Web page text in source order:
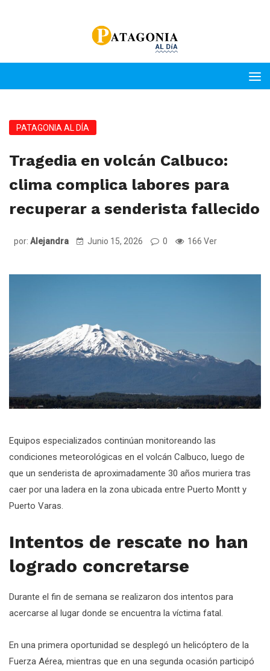
PATAGONIA AL DÍA
Tragedia en volcán Calbuco:
clima complica labores para
recuperar a senderista fallecido
por: Alejandra Junio 15, 2026 0 166 Ver
Equipos especializados continúan monitoreando las
condiciones meteorológicas en el volcán Calbuco, luego de
que un senderista de aproximadamente 30 años muriera tras
caer por una ladera en la zona ubicada entre Puerto Montt y
Puerto Varas.
Intentos de rescate no han
logrado concretarse
Durante el fin de semana se realizaron dos intentos para
acercarse al lugar donde se encuentra la víctima fatal.
En una primera oportunidad se desplegó un helicóptero de la
Fuerza Aérea, mientras que en una segunda ocasión participó